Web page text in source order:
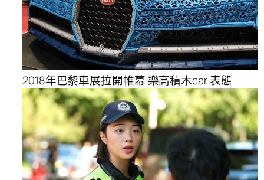
2018年巴黎車展拉開帷幕 樂高積木car 表態